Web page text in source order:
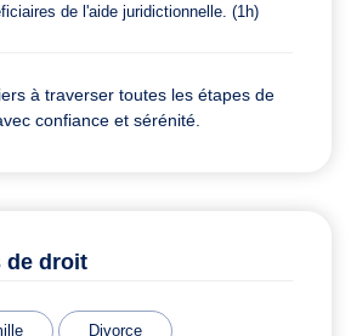
de l'aide juridictionnelle. (1h)
à traverser toutes les étapes de
confiance et sérénité.
de droit
Divorce